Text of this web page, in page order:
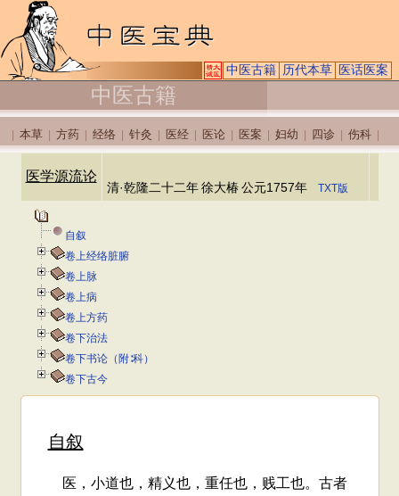
中医古籍 历代本草 医话医案
中医古籍
本草 方药 经络 针灸 医经 医论 医案 妇幼 四诊 伤科
医学源流论
清·乾隆二十二年 徐大椿 公元1757年 TXT版
自叙
卷上经络脏腑
卷上脉
卷上病
卷上方药
卷下治法
卷下书论（附∶科）
卷下古今